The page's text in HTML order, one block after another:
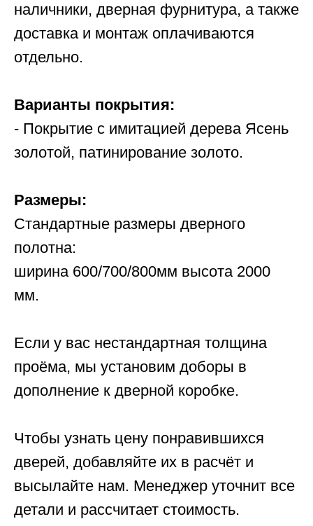
наличники, дверная фурнитура, а также
доставка и монтаж оплачиваются
отдельно.
Варианты покрытия:
- Покрытие с имитацией дерева Ясень
золотой, патинирование золото.
Размеры:
Стандартные размеры дверного
полотна:
ширина 600/700/800мм высота 2000
мм.
Если у вас нестандартная толщина
проёма, мы установим доборы в
дополнение к дверной коробке.
Чтобы узнать цену понравившихся
дверей, добавляйте их в расчёт и
высылайте нам. Менеджер уточнит все
детали и рассчитает стоимость.